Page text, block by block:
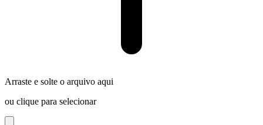
Arraste e solte o arquivo aqui
ou clique para selecionar